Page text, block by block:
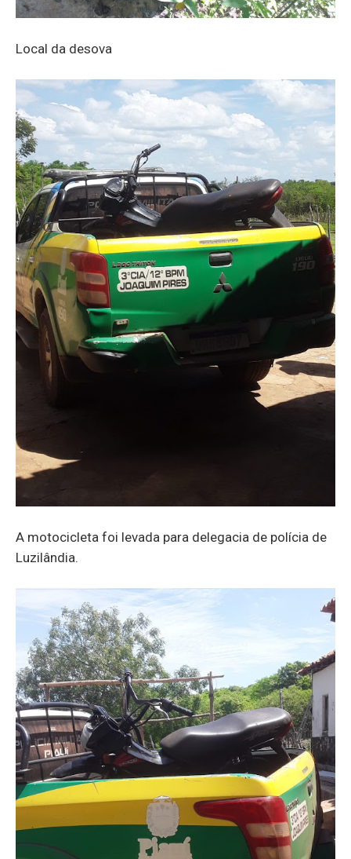
Local da desova
A motocicleta foi levada para delegacia de polícia de
Luzilândia.